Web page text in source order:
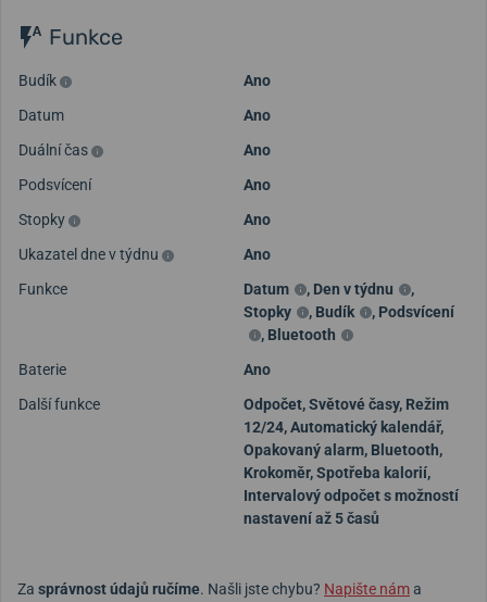
Funkce
Budík
Ano
Datum
Ano
Duální čas
Ano
Podsvícení
Ano
Stopky
Ano
Ukazatel dne v týdnu
Ano
Funkce
Datum , Den v týdnu
,
Stopky
, Budík , Podsvícení
, Bluetooth
Baterie
Ano
Další funkce
Odpočet, Světové časy, Režim
12/24, Automatický kalendář,
Opakovaný alarm, Bluetooth,
Krokoměr, Spotřeba kalorií,
Intervalový odpočet s možností
nastavení až 5 časů
Za správnost údajů ručíme. Našli jste chybu? Napište náma